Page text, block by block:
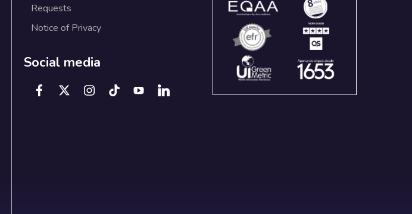
Requests
Notice of Privacy
Social media